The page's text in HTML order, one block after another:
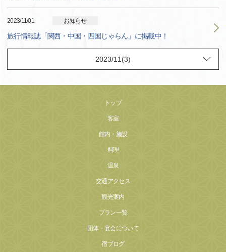
2023/11/01 お知らせ
旅行情報誌「関西・中国・四国じゃらん」に掲載中！
トップ
客室
館内・施設
料理
温泉
交通アクセス
観光案内
プラン一覧
団体・宴会について
宿ブログ